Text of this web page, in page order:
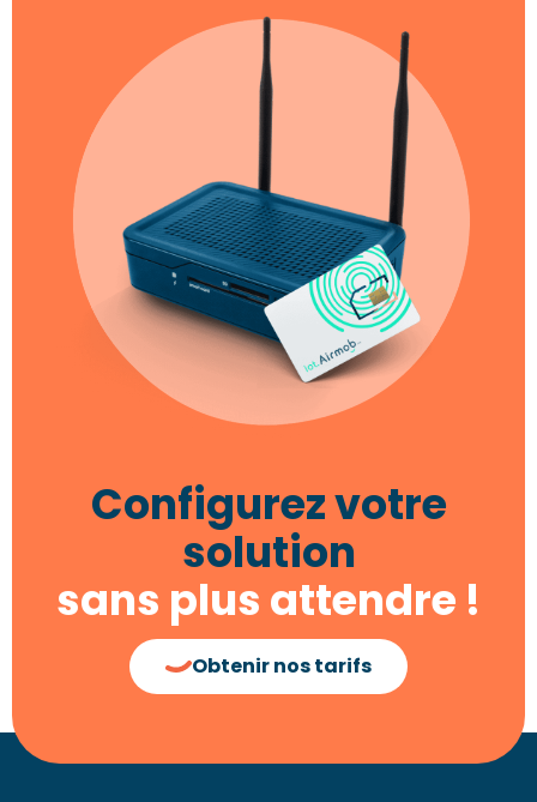
Configurez votre
solution
sans plus attendre !
Obtenir nos tarifs